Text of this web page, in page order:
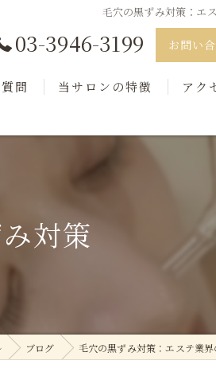
毛穴の黒ずみ対策：エ
03-3946-3199 お問い
問 当サロンの特徴
毛穴洗浄
アク
対策
ブログ 毛穴の黒ずみ対策：エステ業